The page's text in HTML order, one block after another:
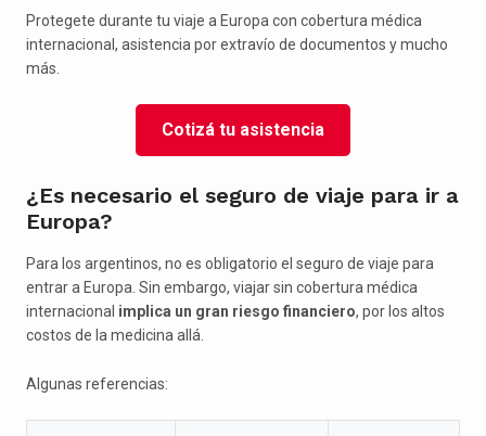
Protegete durante tu viaje a Europa con cobertura médica
internacional, asistencia por extravío de documentos y mucho
más.
Cotizá tu asistencia
¿Es necesario el seguro de viaje para ir a
Europa?
Para los argentinos, no es obligatorio el seguro de viaje para
entrar a Europa. Sin embargo, viajar sin cobertura médica
internacional implica un gran riesgo financiero, por los altos
costos de la medicina allá.
Algunas referencias: